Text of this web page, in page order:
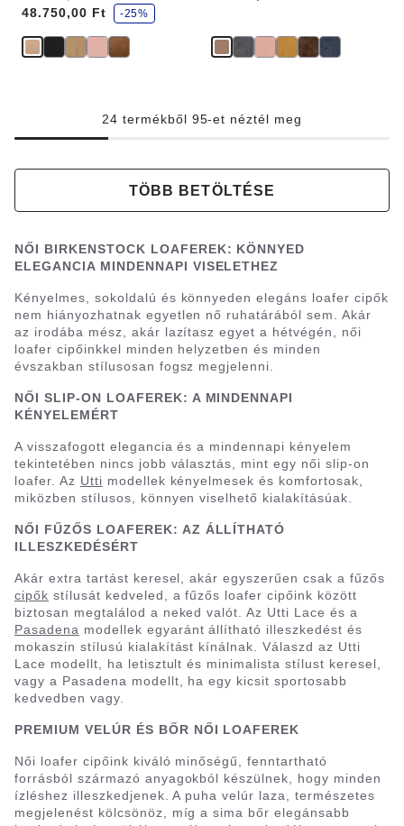
48.750,00 Ft
e
d
e
m
-25%
24 termékből 95-et néztél meg
TÖBB BETÖLTÉSE
NŐI BIRKENSTOCK LOAFEREK: KÖNNYED
ELEGANCIA MINDENNAPI VISELETHEZ
Kényelmes, sokoldalú és könnyeden elegáns loafer cipők
nem hiányozhatnak egyetlen nő ruhatárából sem. Akár
az irodába mész, akár lazítasz egyet a hétvégén, női
loafer cipőinkkel minden helyzetben és minden
évszakban stílusosan fogsz megjelenni.
NŐI SLIP-ON LOAFEREK: A MINDENNAPI
KÉNYELEMÉRT
A visszafogott elegancia és a mindennapi kényelem
tekintetében nincs jobb választás, mint egy női slip-on
loafer. Az Utti modellek kényelmesek és komfortosak,
miközben stílusos, könnyen viselhető kialakításúak.
NŐI FŰZŐS LOAFEREK: AZ ÁLLÍTHATÓ
ILLESZKEDÉSÉRT
Akár extra tartást keresel, akár egyszerűen csak a fűzős
cipők stílusát kedveled, a fűzős loafer cipőink között
biztosan megtalálod a neked valót. Az Utti Lace és a
Pasadena modellek egyaránt állítható illeszkedést és
mokaszin stílusú kialakítást kínálnak. Válaszd az Utti
Lace modellt, ha letisztult és minimalista stílust keresel,
vagy a Pasadena modellt, ha egy kicsit sportosabb
kedvedben vagy.
PREMIUM VELÚR ÉS BŐR NŐI LOAFEREK
Női loafer cipőink kiváló minőségű, fenntartható
forrásból származó anyagokból készülnek, hogy minden
ízléshez illeszkedjenek. A puha velúr laza, természetes
megjelenést kölcsönöz, míg a sima bőr elegánsabb